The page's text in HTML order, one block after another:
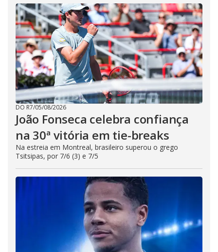
DO R7/05/08/2026
João Fonseca celebra confiança
na 30ª vitória em tie-breaks
Na estreia em Montreal, brasileiro superou o grego
Tsitsipas, por 7/6 (3) e 7/5